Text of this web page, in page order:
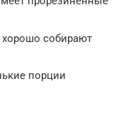
собирают
порции